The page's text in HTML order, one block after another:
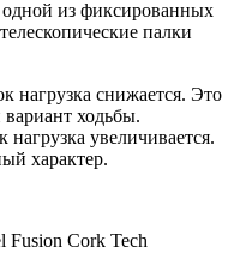
одной из фиксированных
палки
нагрузка снижается. Это
ходьбы.
увеличивается.
характер.
Cork Tech